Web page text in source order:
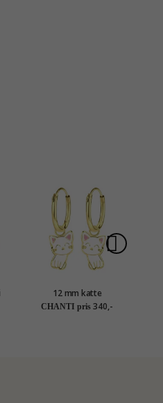
12 mm katte
børneøreringe i forgyldt
sølv - Little Ones
CHANTI pris 340,-